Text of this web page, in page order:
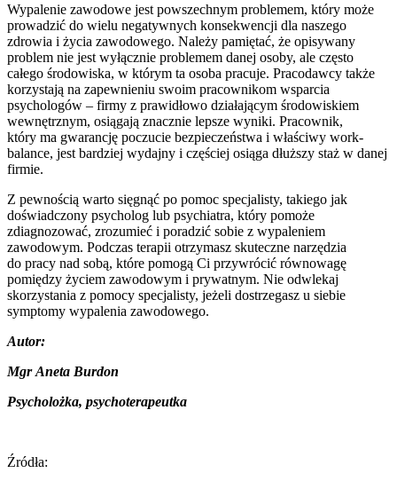
Wypalenie zawodowe jest powszechnym problemem, który może
prowadzić do wielu negatywnych konsekwencji dla naszego
zdrowia i życia zawodowego. Należy pamiętać, że opisywany
problem nie jest wyłącznie problemem danej osoby, ale często
całego środowiska, w którym ta osoba pracuje. Pracodawcy także
korzystają na zapewnieniu swoim pracownikom wsparcia
psychologów – firmy z prawidłowo działającym środowiskiem
wewnętrznym, osiągają znacznie lepsze wyniki. Pracownik,
który ma gwarancję poczucie bezpieczeństwa i właściwy work-
balance, jest bardziej wydajny i częściej osiąga dłuższy staż w danej
firmie.
Z pewnością warto sięgnąć po pomoc specjalisty, takiego jak
doświadczony psycholog lub psychiatra, który pomoże
zdiagnozować, zrozumieć i poradzić sobie z wypaleniem
zawodowym. Podczas terapii otrzymasz skuteczne narzędzia
do pracy nad sobą, które pomogą Ci przywrócić równowagę
pomiędzy życiem zawodowym i prywatnym. Nie odwlekaj
skorzystania z pomocy specjalisty, jeżeli dostrzegasz u siebie
symptomy wypalenia zawodowego.
Autor:
Mgr Aneta Burdon
Psycholożka, psychoterapeutka
Źródła: